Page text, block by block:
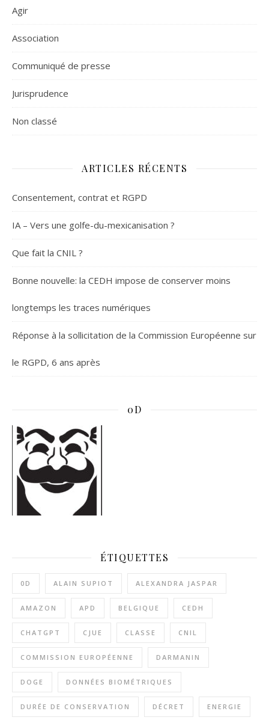
Agir
Association
Communiqué de presse
Jurisprudence
Non classé
ARTICLES RÉCENTS
Consentement, contrat et RGPD
IA – Vers une golfe-du-mexicanisation ?
Que fait la CNIL ?
Bonne nouvelle: la CEDH impose de conserver moins
longtemps les traces numériques
Réponse à la sollicitation de la Commission Européenne sur
le RGPD, 6 ans après
0D
ÉTIQUETTES
0D ALAIN SUPIOT ALEXANDRA JASPAR
AMAZON APD BELGIQUE CEDH
CHATGPT CJUE CLASSE CNIL
COMMISSION EUROPÉENNE DARMANIN
DOGE DONNÉES BIOMÉTRIQUES
DURÉE DE CONSERVATION DÉCRET ENERGIE